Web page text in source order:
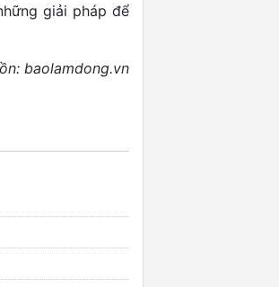
giải pháp để
baolamdong.vn